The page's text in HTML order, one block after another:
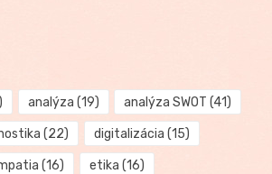
analýza (19) analýza SWOT (41)
(22) digitalizácia (15)
(16) etika (16)